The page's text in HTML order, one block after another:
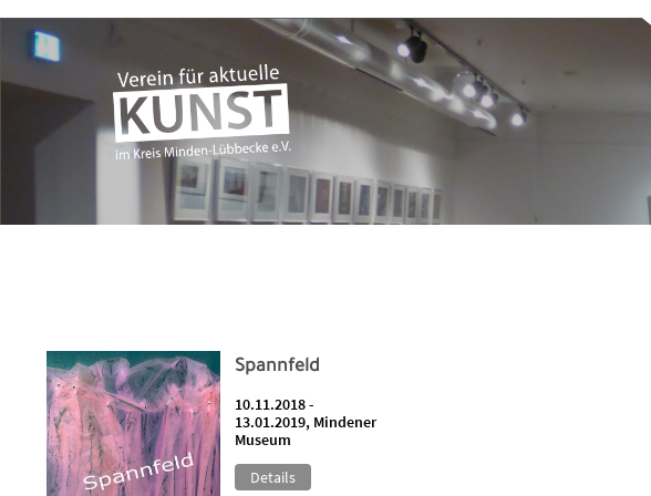
Spannfeld
10.11.2018 -
13.01.2019, Mindener
Museum
Details